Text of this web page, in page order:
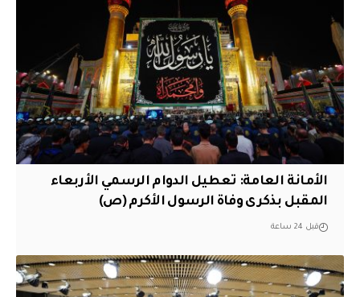
الأمانة العامة: تعطيل الدوام الرسمي الأربعاء
المقبل بذكرى وفاة الرسول الأكرم (ص)
قبل 24 ساعة